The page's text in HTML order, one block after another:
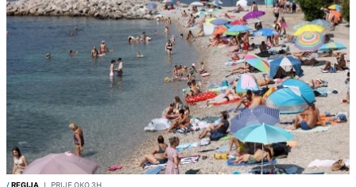
/REGIJA I PRIJE OKO 3H